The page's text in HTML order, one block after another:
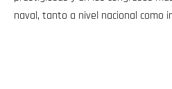
naval, tanto a nivel nacional como